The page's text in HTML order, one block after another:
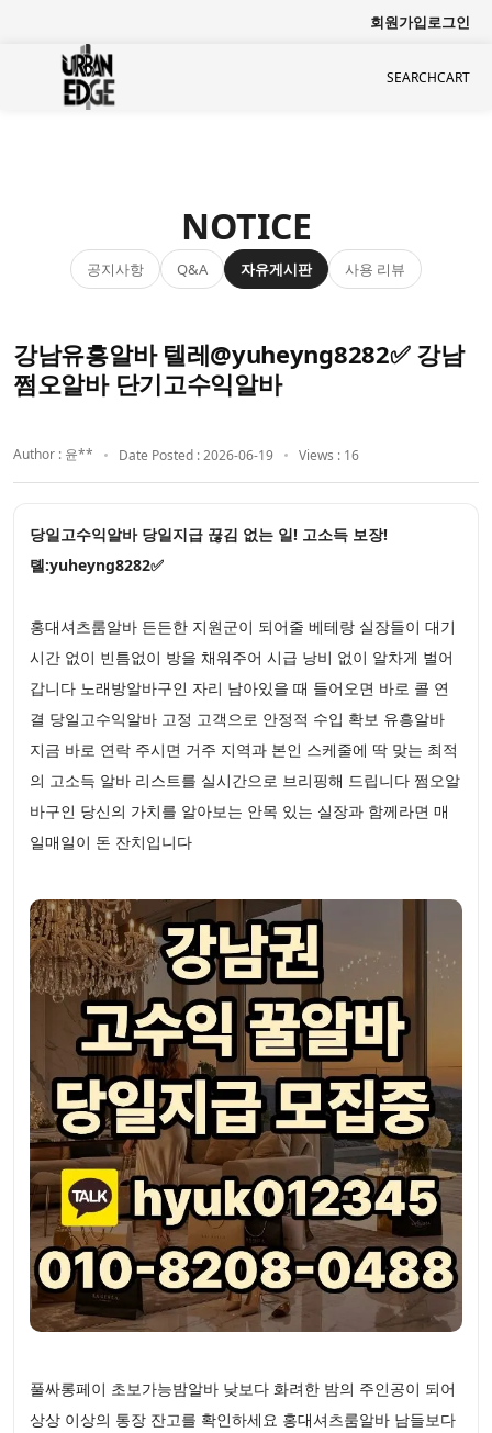
회원가입로그인
SEARCHCART
NOTICE
공지사항 Q&A 자유게시판 사용 리뷰
강남유흥알바 텔레@yuheyng8282✅ 강남
쩜오알바 단기고수익알바
Author : 윤** Date Posted : 2026-06-19 Views : 16
당일고수익알바 당일지급 끊김 없는 일! 고소득 보장!
톌:yuheyng8282✅
홍대셔츠룸알바 든든한 지원군이 되어줄 베테랑 실장들이 대기
시간 없이 빈틈없이 방을 채워주어 시급 낭비 없이 알차게 벌어
갑니다 노래방알바구인 자리 남아있을 때 들어오면 바로 콜 연
결 당일고수익알바 고정 고객으로 안정적 수입 확보 유흥알바
지금 바로 연락 주시면 거주 지역과 본인 스케줄에 딱 맞는 최적
의 고소득 알바 리스트를 실시간으로 브리핑해 드립니다 쩜오알
바구인 당신의 가치를 알아보는 안목 있는 실장과 함께라면 매
일매일이 돈 잔치입니다
풀싸롱페이 초보가능밤알바 낮보다 화려한 밤의 주인공이 되어
상상 이상의 통장 잔고를 확인하세요 홍대셔츠룸알바 남들보다